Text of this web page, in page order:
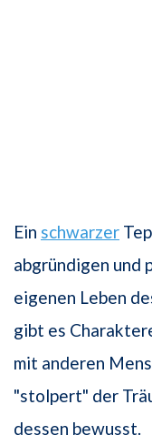
Ein schwarzer
abgründigen und
eigenen Leben
gibt es
mit anderen
"stolpert" der
dessen bewusst.